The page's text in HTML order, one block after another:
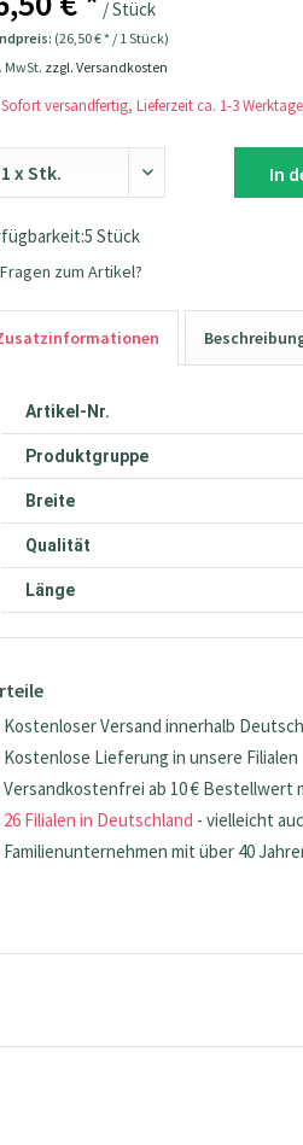
/ Stück
(26,50 € * / 1 Stück)
MwSt. zzgl. Versandkosten
Sofort versandfertig, Lieferzeit ca. 1-3 Werktage
In
Stück
Fragen zum Artikel?
Artikel-Nr.
Produktgruppe
Breite
Qualität
Länge
Kostenloser Versand innerhalb
Kostenlose Lieferung in unsere Filialen
Versandkostenfrei ab 10 € Bestellwert
26 Filialen in Deutschland - vielleicht
Familienunternehmen mit über 40